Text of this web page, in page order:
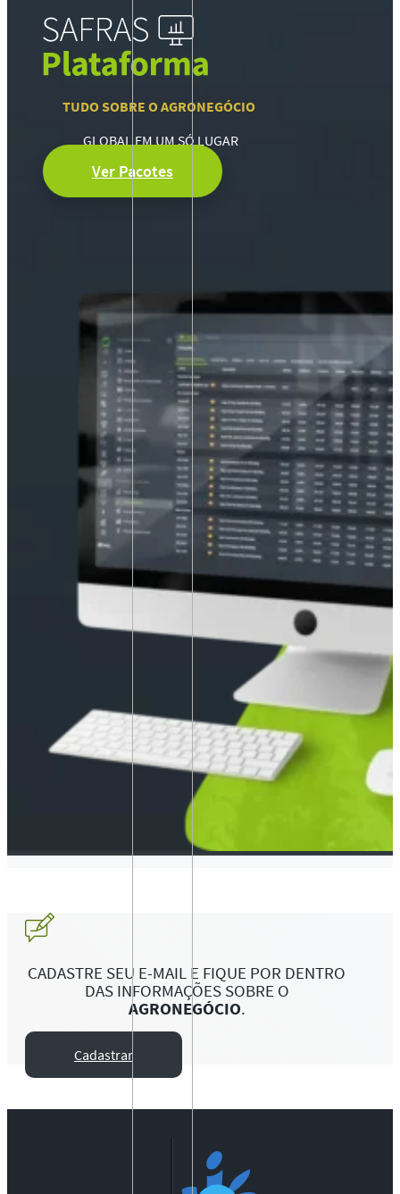
TUDO SOBRE O AGRONEGÓCIO
GLOBAL EM UM SÓ LUGAR
Ver Pacotes
CADASTRE SEU E-MAIL E FIQUE POR DENTRO
DAS INFORMAÇÕES SOBRE O
AGRONEGÓCIO.
Cadastrar